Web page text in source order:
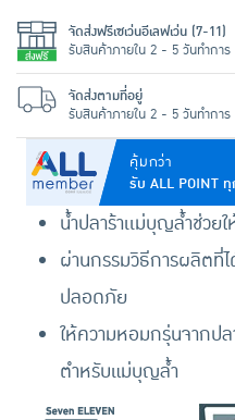
คุ้มกว่า
รับ ALL POINT
น้ำปลาร้าเเม่บุญล้ำช่ว
ผ่านกรรมวิธีการผลิตที่
ปลอดภัย
ให้ความหอมกรุ่นจากป
ตำหรับแม่บุญล้ำ
จัดส่งฟรีเซเว่นอีเลฟเว่น (7-11)
รับสินค้าภายใน 2 - 5 วันทำการ
จัดส่งตามที่อยู่
รับสินค้าภายใน 2 - 5 วันทำการ